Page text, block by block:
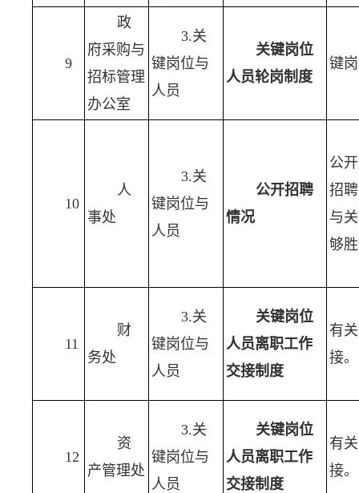
9
政
府采购与
招标管理
办公室
3.关
键岗位与
人员
关键岗位
人员轮岗制度
键
10
人
事处
3.关
键岗位与
人员
公开招聘
情况
公
招
与
够
11
财
务处
3.关
键岗位与
人员
关键岗位
人员离职工作
交接制度
有
接。
12
资
产管理处
3.关
键岗位与
人员
关键岗位
人员离职工作
交接制度
有
接。